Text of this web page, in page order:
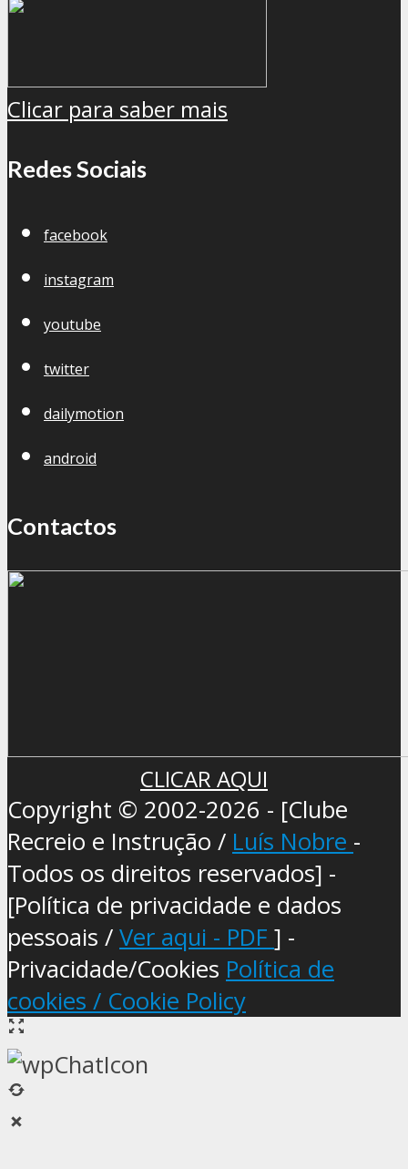
Clicar para saber mais
Redes Sociais
facebook
instagram
youtube
twitter
dailymotion
android
Contactos
CLICAR AQUI
Copyright © 2002-2026 - [Clube
Recreio e Instrução / Luís Nobre -
Todos os direitos reservados] -
[Política de privacidade e dados
pessoais / Ver aqui - PDF ] -
Privacidade/Cookies Política de
cookies / Cookie Policy